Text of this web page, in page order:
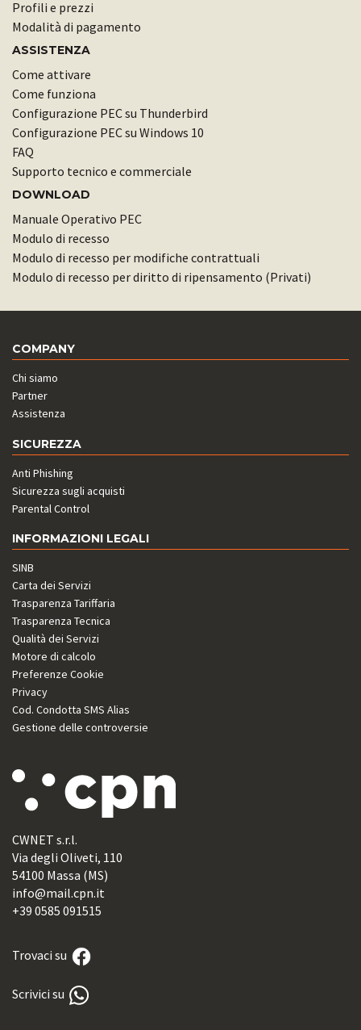
Profili e prezzi
Modalità di pagamento
ASSISTENZA
Come attivare
Come funziona
Configurazione PEC su Thunderbird
Configurazione PEC su Windows 10
FAQ
Supporto tecnico e commerciale
DOWNLOAD
Manuale Operativo PEC
Modulo di recesso
Modulo di recesso per modifiche contrattuali
Modulo di recesso per diritto di ripensamento (Privati)
COMPANY
Chi siamo
Partner
Assistenza
SICUREZZA
Anti Phishing
Sicurezza sugli acquisti
Parental Control
INFORMAZIONI LEGALI
SINB
Carta dei Servizi
Trasparenza Tariffaria
Trasparenza Tecnica
Qualità dei Servizi
Motore di calcolo
Preferenze Cookie
Privacy
Cod. Condotta SMS Alias
Gestione delle controversie
CWNET s.r.l.
Via degli Oliveti, 110
54100 Massa (MS)
info@mail.cpn.it
+39 0585 091515
Trovaci su
Scrivici su